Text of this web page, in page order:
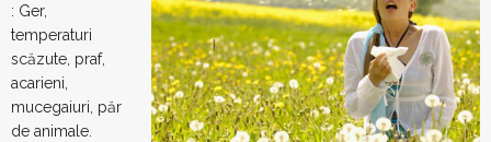
: Ger,
temperaturi
scăzute, praf,
acarieni,
mucegaiuri, păr
de animale.